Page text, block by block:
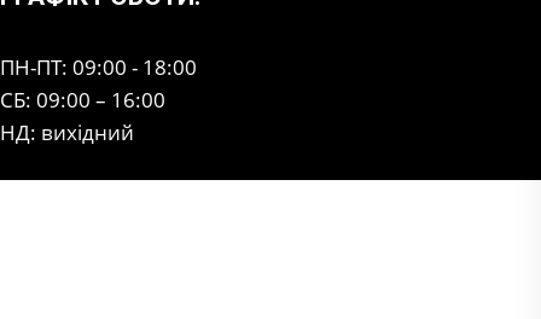
ПН-ПТ: 09:00 - 18:00
СБ: 09:00 – 16:00
НД: вихідний